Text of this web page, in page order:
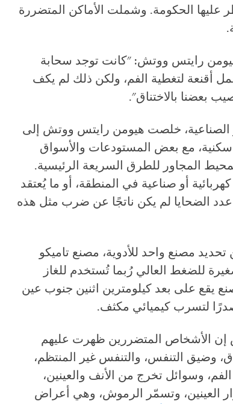
عليها الحكومة. وشملت الأماكن المتضررة
رايتس ووتش: "كانت توجد سحابة
أقنعة لتغطية الفم، ولكن ذلك لم يكف
بعضنا بالاختناق".
الصناعية، خلصت هيومن رايتس ووتش إلى
سكنية، مع بعض المستودعات والأسواق
المجاور للطرق السريعة الرئيسية.
أو صناعية في المنطقة، أو ما يُعتقد
عدد الضحايا لم يكن ناتجًا عن ضرب مثل هذه
مصنع واحد للأدوية، مصنع تاميكو
للضغط العالي رُبما تُستخدم للغاز
يقع على بعد كيلومترين اثنين جنوب عين
لتسرب كيميائي مكثف.
إن الأشخاص المتضررين ظهرت عليهم
وضيق التنفس، والتنفس غير المنتظم،
وسوائل تخرج من الأنف والعينين،
العينين، وتسمّر الرموش، وهي أعراض